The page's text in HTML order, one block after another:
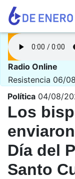
Radio Online
Resistencia 06/
Política 04/08/
Los
Día del
Santo